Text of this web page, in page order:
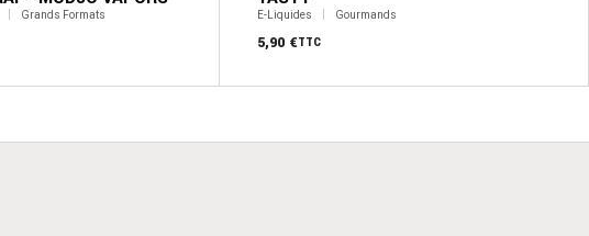
Grands Formats E-Liquides Gourmands
5,90 €TTC
page
produit